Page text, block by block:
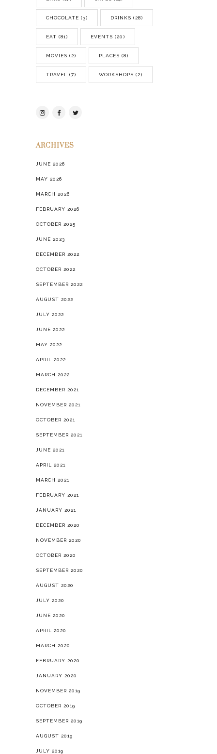
CHOCOLATE (3) DRINKS (28)
EAT (81) EVENTS (20)
MOVIES (2) PLACES (8)
TRAVEL (7) WORKSHOPS (2)
ARCHIVES
JUNE 2026
MAY 2026
MARCH 2026
FEBRUARY 2026
OCTOBER 2025
JUNE 2023
DECEMBER 2022
OCTOBER 2022
SEPTEMBER 2022
AUGUST 2022
JULY 2022
JUNE 2022
MAY 2022
APRIL 2022
MARCH 2022
DECEMBER 2021
NOVEMBER 2021
OCTOBER 2021
SEPTEMBER 2021
JUNE 2021
APRIL 2021
MARCH 2021
FEBRUARY 2021
JANUARY 2021
DECEMBER 2020
NOVEMBER 2020
OCTOBER 2020
SEPTEMBER 2020
AUGUST 2020
JULY 2020
JUNE 2020
APRIL 2020
MARCH 2020
FEBRUARY 2020
JANUARY 2020
NOVEMBER 2019
OCTOBER 2019
SEPTEMBER 2019
AUGUST 2019
JULY 2019